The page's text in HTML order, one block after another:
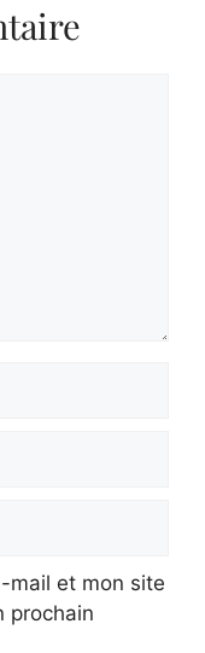
mail et mon site
prochain